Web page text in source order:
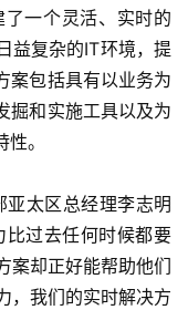
一个灵活、实时的
益复杂的IT环境，提
案包括具有以业务为
掘和实施工具以及为
。
太区总经理李志明
过去任何时候都要
案却正好能帮助他们
，我们的实时解决方